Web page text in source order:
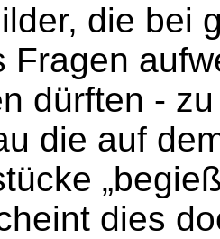
die bei
Fragen
dürften -
die auf
dies